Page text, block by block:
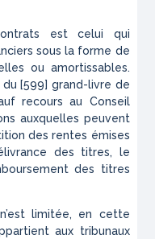
est celui qui
sous la forme de
ou amortissables.
du [599] grand-livre de
recours au Conseil
auxquelles peuvent
des rentes émises
des titres, le
des titres
limitée, en cette
aux tribunaux